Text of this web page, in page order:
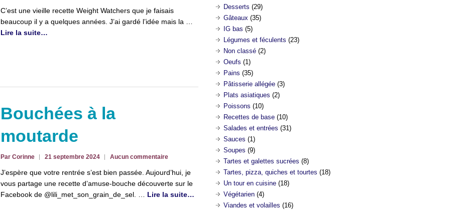
C’est une vieille recette Weight Watchers que je faisais
beaucoup il y a quelques années. J’ai gardé l’idée mais la …
Lire la suite…
Bouchées à la
moutarde
Par Corinne 21 septembre 2024 Aucun commentaire
J’espère que votre rentrée s’est bien passée. Aujourd’hui, je
vous partage une recette d’amuse-bouche découverte sur le
Facebook de @lili_met_son_grain_de_sel. … Lire la suite…
Desserts (29)
Gâteaux(35)
IG bas (5)
Légumes et féculents (23)
Non classé(2)
Oeufs (1)
Pains (35)
Pâtisserie allégée(3)
Plats asiatiques (2)
Poissons (10)
Recettes de base(10)
Salades et entrées (31)
Sauces (1)
Soupes (9)
Tartes et galettes sucrées (8)
Tartes, pizza, quiches et tourtes (18)
Un tour en cuisine(18)
Végétarien(4)
Viandes et volailles (16)